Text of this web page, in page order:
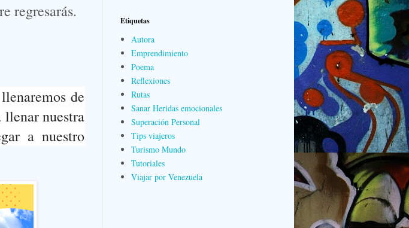
regresarás.
de
llenar nuestra
a nuestro
Etiquetas
Autora
Emprendimiento
Poema
Reflexiones
Rutas
Sanar Heridas emocionales
Superación Personal
Tips viajeros
Turismo Mundo
Tutoriales
Viajar por Venezuela